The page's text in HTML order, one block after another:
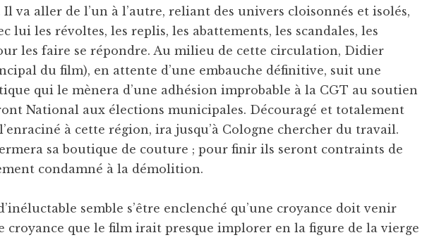
va aller de l’un à l’autre, reliant des univers cloisonnés et isolés,
lui les révoltes, les replis, les abattements, les scandales, les
les faire se répondre. Au milieu de cette circulation, Didier
du film), en attente d’une embauche définitive, suit une
qui le mènera d’une adhésion improbable à la CGT au soutien
National aux élections municipales. Découragé et totalement
à cette région, ira jusqu’à Cologne chercher du travail.
sa boutique de couture ; pour finir ils seront contraints de
condamné à la démolition.
semble s’être enclenché qu’une croyance doit venir
croyance que le film irait presque implorer en la figure de la vierge